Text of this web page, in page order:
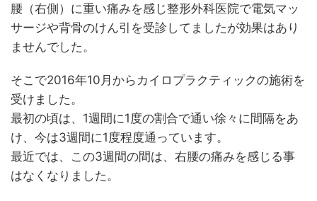
腰（右側）に重い痛みを感じ整形外科医院で電気マッ
サージや背骨のけん引を受診してましたが効果はあり
ませんでした。
そこで2016年10月からカイロプラクティックの施術を
受けました。
最初の頃は、1週間に1度の割合で通い徐々に間隔をあ
け、今は3週間に1度程度通っています。
最近では、この3週間の間は、右腰の痛みを感じる事
はなくなりました。